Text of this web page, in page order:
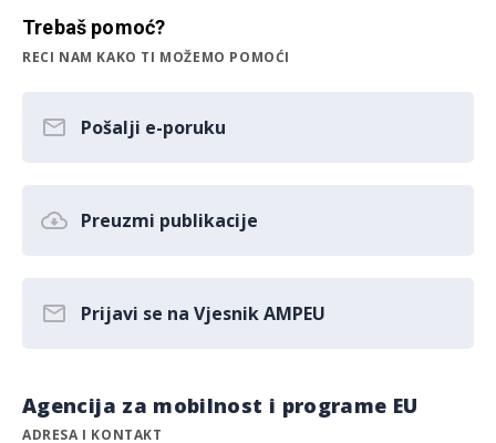
Trebaš pomoć?
RECI NAM KAKO TI MOŽEMO POMOĆI
Pošalji e-poruku
Preuzmi publikacije
Prijavi se na Vjesnik AMPEU
Agencija za mobilnost i programe EU
ADRESA I KONTAKT